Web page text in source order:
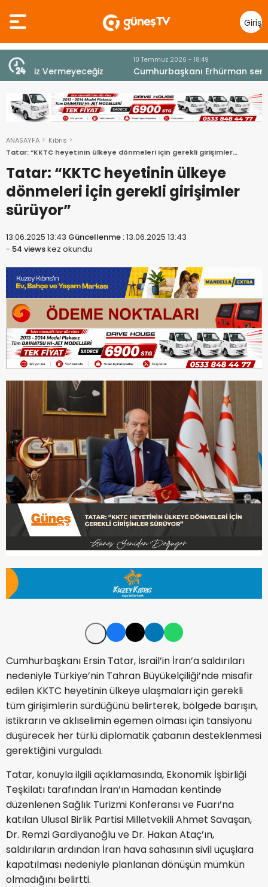
Giriş
Yap
Cumhurbaşkanı Erhürman sergi açılışında
fenalaşarak hastaneye kaldırıldı
ANASAYFA
Kıbrıs
Tatar: “KKTC heyetinin ülkeye dönmeleri için gerekli girişimler
Tatar: “KKTC heyetinin ülkeye
dönmeleri için gerekli girişimler
sürüyor”
13.06.2025 13:43 Güncellenme :13.06.2025 13:43
- 54 viewskez okundu
Cumhurbaşkanı Ersin Tatar, İsrail’in İran’a saldırıları
nedeniyle Türkiye’nin Tahran Büyükelçiliği’nde misafir
edilen KKTC heyetinin ülkeye ulaşmaları için gerekli
tüm girişimlerin sürdüğünü belirterek, bölgede barışın,
istikrarın ve aklıselimin egemen olması için tansiyonu
düşürecek her türlü diplomatik çabanın desteklenmesi
gerektiğini vurguladı.
Tatar, konuyla ilgili açıklamasında, Ekonomik İşbirliği
Teşkilatı tarafından İran’ın Hamadan kentinde
düzenlenen Sağlık Turizmi Konferansı ve Fuarı’na
katılan Ulusal Birlik Partisi Milletvekili Ahmet Savaşan,
Dr. Remzi Gardiyanoğlu ve Dr. Hakan Ataç’ın,
saldırıların ardından İran hava sahasının sivil uçuşlara
kapatılması nedeniyle planlanan dönüşün mümkün
olmadığını belirtti.